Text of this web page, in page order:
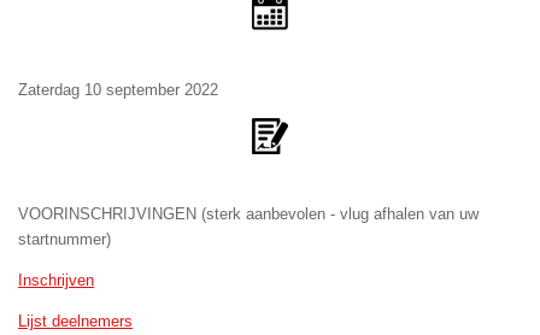
Zaterdag 10 september 2022
VOORINSCHRIJVINGEN (sterk aanbevolen - vlug afhalen van uw
startnummer)
Inschrijven
Lijst deelnemers